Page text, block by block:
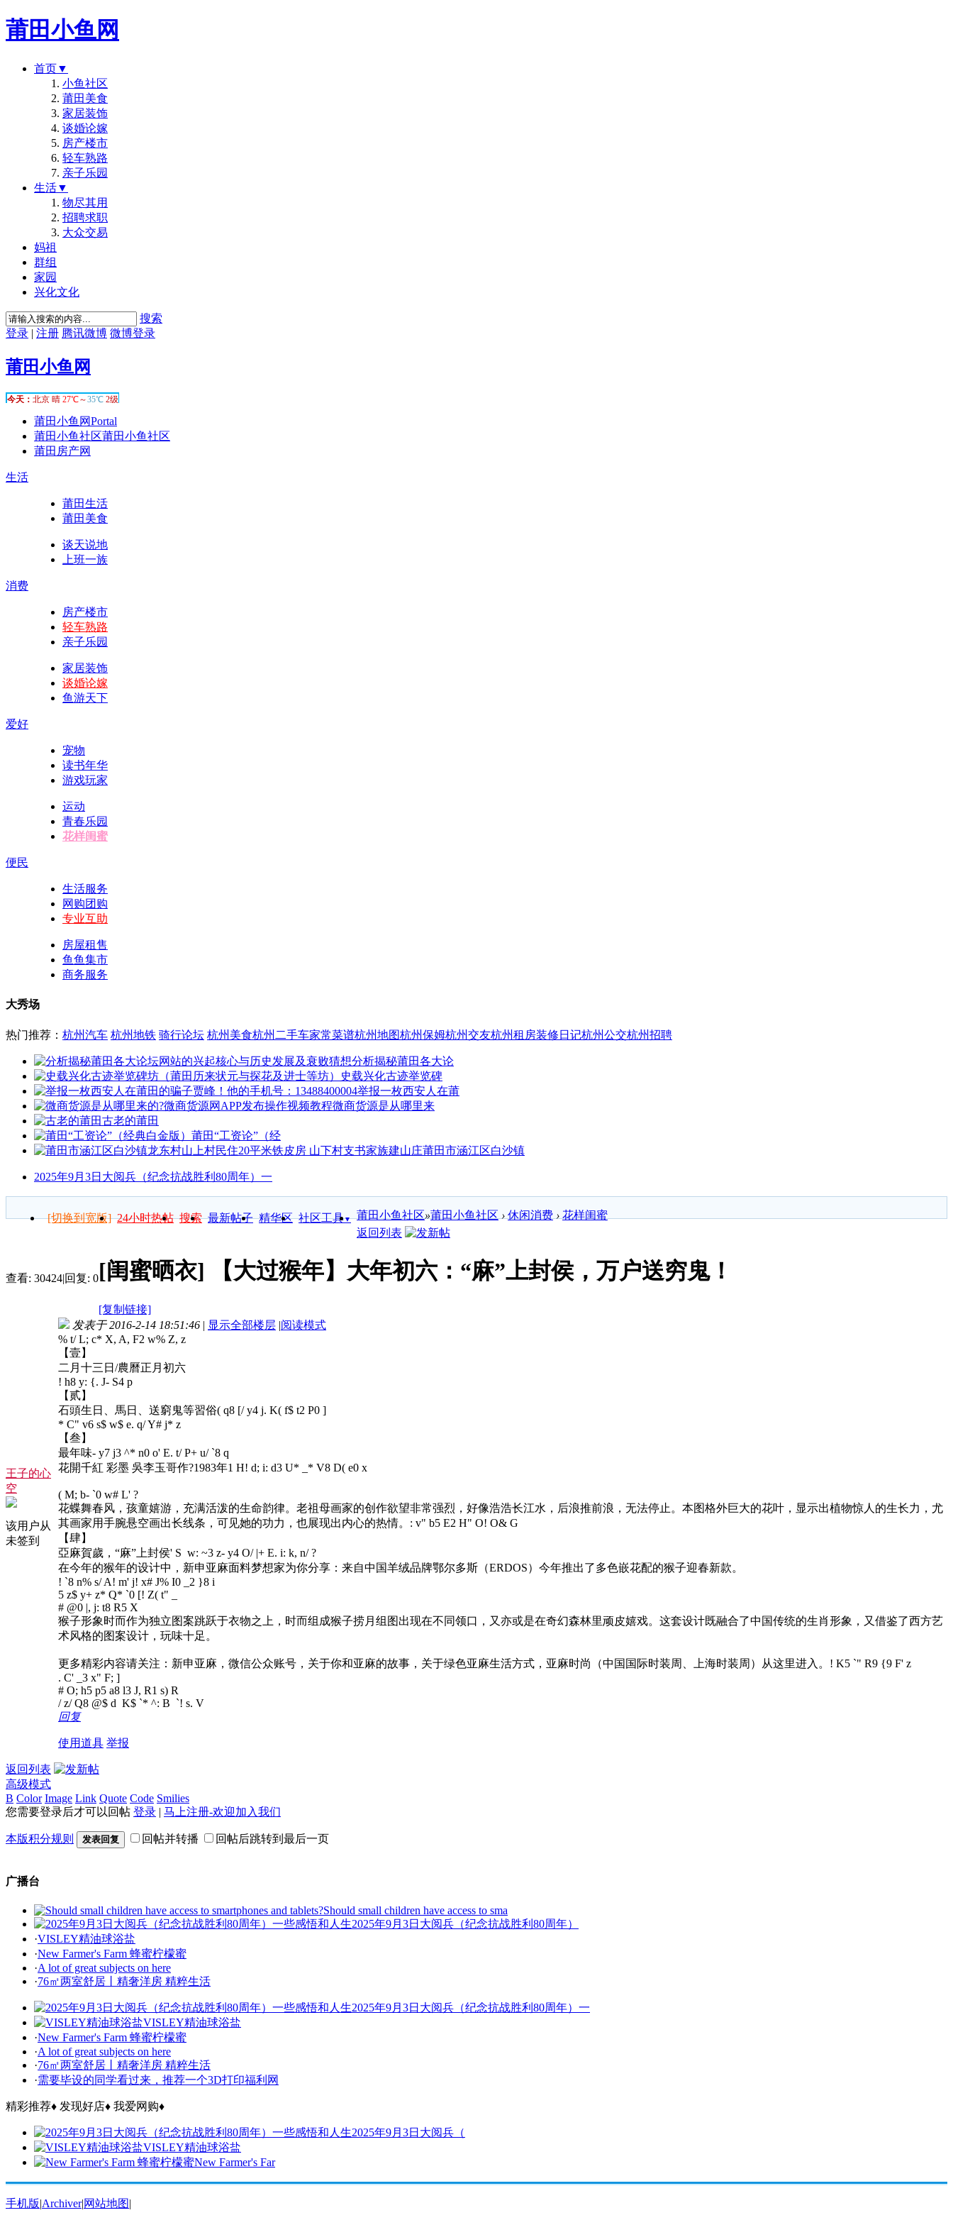
莆田小鱼网
首页▼
小鱼社区
莆田美食
家居装饰
谈婚论嫁
房产楼市
轻车熟路
亲子乐园
生活▼
物尽其用
招聘求职
大众交易
妈祖
群组
家园
兴化文化
搜索
登录 | 注册 腾讯微博 微博登录
莆田小鱼网
莆田小鱼网Portal
莆田小鱼社区莆田小鱼社区
莆田房产网
生活
莆田生活
莆田美食
谈天说地
上班一族
消费
房产楼市
轻车熟路
亲子乐园
家居装饰
谈婚论嫁
鱼游天下
爱好
宠物
读书年华
游戏玩家
运动
青春乐园
花样闺蜜
便民
生活服务
网购团购
专业互助
房屋租售
鱼鱼集市
商务服务
大秀场
热门推荐： 杭州汽车 杭州地铁 骑行论坛 杭州美食杭州二手车家常菜谱杭州地图杭州保姆杭州交友杭州租房装修日记杭州公交杭州招聘
分析揭秘莆田各大论
史载兴化古迹举览碑
举报一枚西安人在莆
微商货源是从哪里来
古老的莆田
莆田“工资论”（经
莆田市涵江区白沙镇
2025年9月3日大阅兵（纪念抗战胜利80周年）一
[切换到宽版] 24小时热帖 搜索 最新帖子 精华区 社区工具▼ 莆田小鱼社区»莆田小鱼社区 › 休闲消费 › 花样闺蜜
返回列表
查看: 30424|回复: 0[闺蜜晒衣] 【大过猴年】大年初六：“麻”上封侯，万户送穷鬼！
[复制链接]
王子的心
空
该用户从
未签到
发表于 2016-2-14 18:51:46 | 显示全部楼层 |阅读模式
% t/ L; c* X, A, F2 w% Z, z
【壹】
二月十三日/農曆正月初六
! h8 y: {. J- S4 p
【贰】
石頭生日、馬日、送窮鬼等習俗( q8 [/ y4 j. K( f$ t2 P0 ]
* C" v6 s$ w$ e. q/ Y# j* z
【叁】
最年味- y7 j3 ^* n0 o' E. t/ P+ u/ `8 q
花開千紅 彩墨 吳李玉哥作?1983年1 H! d; i: d3 U* _* V8 D( e0 x
( M; b- `0 w# L' ?
花蝶舞春风，孩童嬉游，充满活泼的生命韵律。老祖母画家的创作欲望非常强烈，好像浩浩长江水，后浪推前浪，无法停止。本图格外巨大的花叶，显示出植物惊人的生长力，尤
其画家用手腕悬空画出长线条，可见她的功力，也展现出内心的热情。 : v" b5 E2 H" O! O& G
【肆】
亞麻賀歲，“麻”上封侯' S w: ~3 z- y4 O/ |+ E. i: k, n/ ?
在今年的猴年的设计中，新申亚麻面料梦想家为你分享：来自中国羊绒品牌鄂尔多斯（ERDOS）今年推出了多色嵌花配的猴子迎春新款。
! `8 n% s/ A! m' j! x# J% I0 _2 }8 i
5 z$ y+ z* Q* `0 [! Z( t" _
# @0 |, j: t8 R5 X
猴子形象时而作为独立图案跳跃于衣物之上，时而组成猴子捞月组图出现在不同领口，又亦或是在奇幻森林里顽皮嬉戏。这套设计既融合了中国传统的生肖形象，又借鉴了西方艺
术风格的图案设计，玩味十足。
更多精彩内容请关注：新申亚麻，微信公众账号，关于你和亚麻的故事，关于绿色亚麻生活方式，亚麻时尚（中国国际时装周、上海时装周）从这里进入。 ! K5 `" R9 {9 F' z
. C' _3 x" F; ]
# O; h5 p5 a8 l3 J, R1 s) R
/ z/ Q8 @$ d K$ `* ^: B `! s. V
回复
使用道具 举报
返回列表
高级模式
B Color Image Link Quote Code Smilies
您需要登录后才可以回帖 登录 | 马上注册-欢迎加入我们
本版积分规则 发表回复 回帖并转播 回帖后跳转到最后一页
广播台
Should small children have access to sma
2025年9月3日大阅兵（纪念抗战胜利80周年）
·VISLEY精油球浴盐
·New Farmer's Farm 蜂蜜柠檬蜜
·A lot of great subjects on here
·76㎡两室舒居丨精奢洋房 精粹生活
2025年9月3日大阅兵（纪念抗战胜利80周年）一
VISLEY精油球浴盐
·New Farmer's Farm 蜂蜜柠檬蜜
·A lot of great subjects on here
·76㎡两室舒居丨精奢洋房 精粹生活
·需要毕设的同学看过来，推荐一个3D打印福利网
精彩推荐♦ 发现好店♦ 我爱网购♦
2025年9月3日大阅兵（
VISLEY精油球浴盐
New Farmer's Far
手机版|Archiver|网站地图|